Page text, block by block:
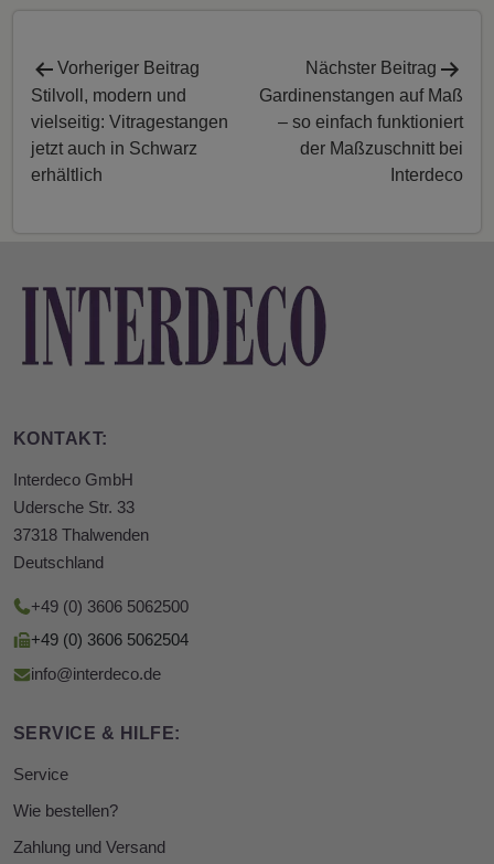
Vorheriger Beitrag
Stilvoll, modern und
vielseitig: Vitragestangen
jetzt auch in Schwarz
erhältlich
Nächster Beitrag
Gardinenstangen auf Maß
– so einfach funktioniert
der Maßzuschnitt bei
Interdeco
KONTAKT:
Interdeco GmbH
Udersche Str. 33
37318 Thalwenden
Deutschland
+49 (0) 3606 5062500
+49 (0) 3606 5062504
info@interdeco.de
SERVICE & HILFE:
Service
Wie bestellen?
Zahlung und Versand